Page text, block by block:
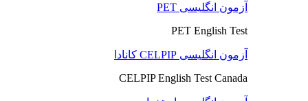
آزمون انگلیسی PET
PET English Test
آزمون انگلیسی CELPIP کانادا
CELPIP English Test Canada